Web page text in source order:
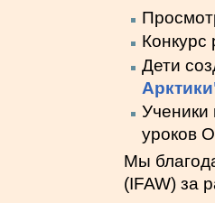
Конкурс
Дети
Ученики
уроков
Мы
(IFAW) за